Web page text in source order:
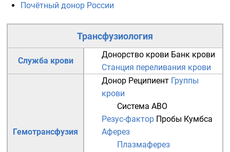
Почётный донор России
Трансфузиология
Служба крови
Донорство крови Банк крови
Станция переливания крови
Гемотрансфузия
Донор Реципиент Группы
крови
Система ABO
Резус-фактор Пробы Кумбса
Аферез
Плазмаферез